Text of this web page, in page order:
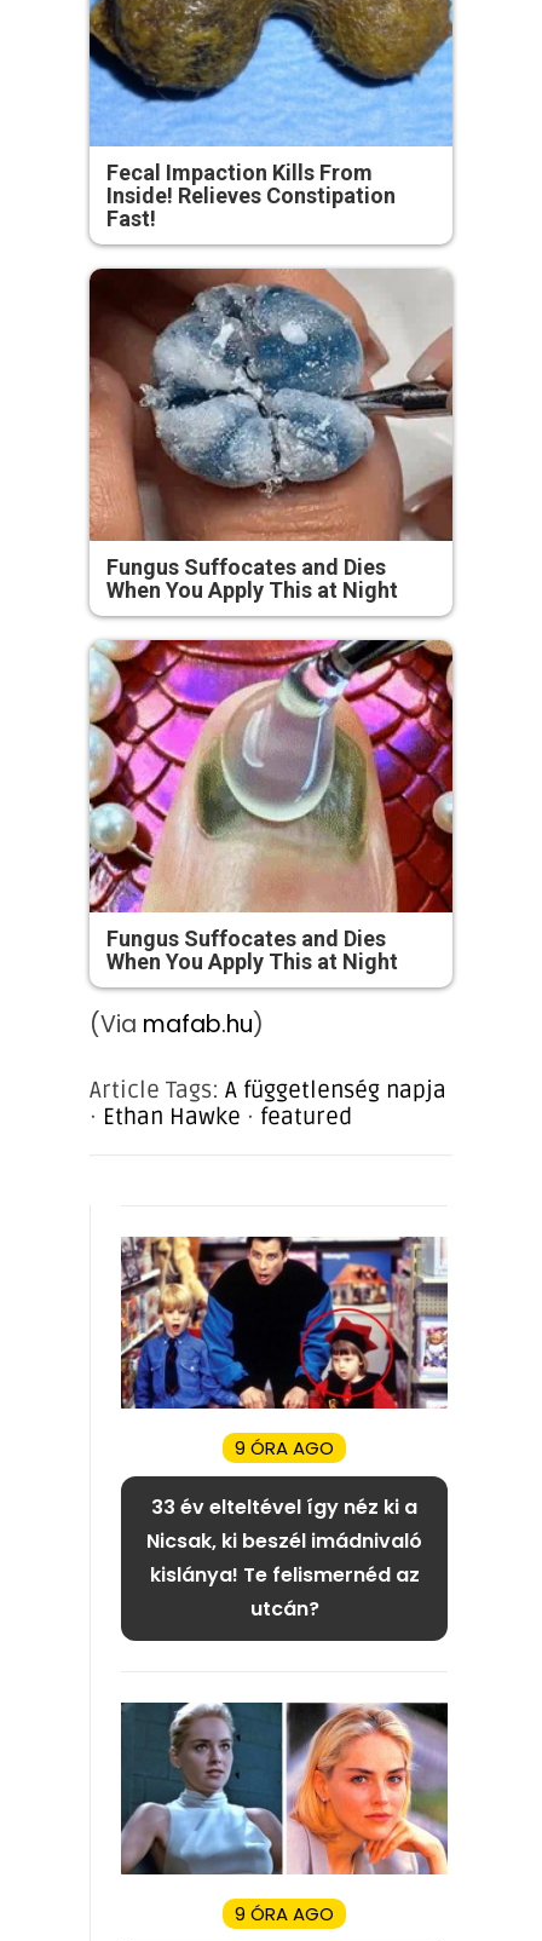
Fecal Impaction Kills From
Inside! Relieves Constipation
Fast!
Fungus Suffocates and Dies
When You Apply This at Night
Fungus Suffocates and Dies
When You Apply This at Night
(Via mafab.hu)
Article Tags: A függetlenség napja
· Ethan Hawke · featured
9 ÓRA AGO
33 év elteltével így néz ki a
Nicsak, ki beszél imádnivaló
kislánya! Te felismernéd az
utcán?
9 ÓRA AGO